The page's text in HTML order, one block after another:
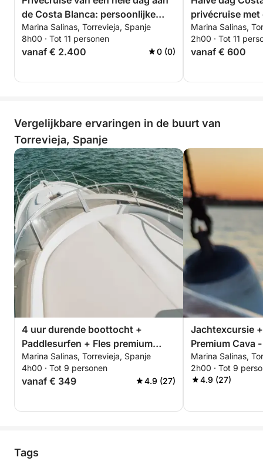
de Costa Blanca: persoonlijke
zeilervaring van Torrevieja naar
Tabarca en La Manga
Marina Salinas, Torrevieja, Spanje
8h00 · Tot 11 personen
vanaf € 2.400 0 (0)
privécruise met
route
Marina Salinas,
2h00 · Tot 11
vanaf € 600
Vergelijkbare ervaringen in de buurt van
Torrevieja, Spanje
4 uur durende boottocht +
Paddlesurfen + Fles premium
Cava - ALL-INCLUSIVE
Marina Salinas, Torrevieja, Spanje
4h00 · Tot 9 personen
vanaf € 349 4.9 (27)
Jachtexcursie
Premium Cava
of
INCLUSIVE
Marina Salinas,
2h00 · Tot 9
4.9 (27)
Tags